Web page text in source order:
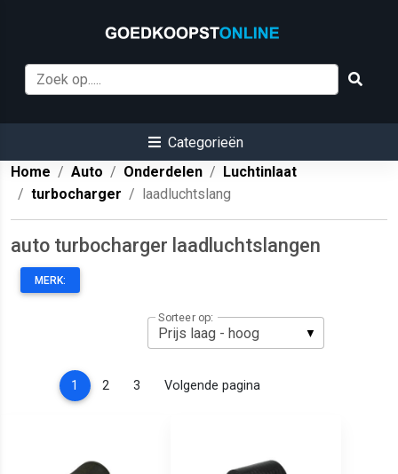
Categorieën
Home
Auto Onderdelen
Luchtinlaat
turbocharger
laadluchtslang
auto turbocharger laadluchtslangen
MERK:
Sorteer op:
1 (current)
2 3 Volgende pagina